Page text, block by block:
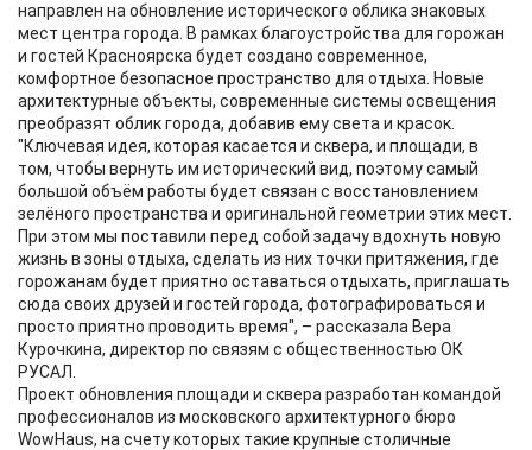
направлен на обновление исторического облика знаковых
мест центра города. В рамках благоустройства для горожан
и гостей Красноярска будет создано современное,
комфортное безопасное пространство для отдыха. Новые
архитектурные объекты, современные системы освещения
преобразят облик города, добавив ему света и красок.
"Ключевая идея, которая касается и сквера, и площади, в
том, чтобы вернуть им исторический вид, поэтому самый
большой объём работы будет связан с восстановлением
зелёного пространства и оригинальной геометрии этих мест.
При этом мы поставили перед собой задачу вдохнуть новую
жизнь в зоны отдыха, сделать из них точки притяжения, где
горожанам будет приятно оставаться отдыхать, приглашать
сюда своих друзей и гостей города, фотографироваться и
просто приятно проводить время", – рассказала Вера
Курочкина, директор по связям с общественностью ОК
РУСАЛ.
Проект обновления площади и сквера разработан командой
профессионалов из московского архитектурного бюро
WowHaus, на счету которых такие крупные столичные